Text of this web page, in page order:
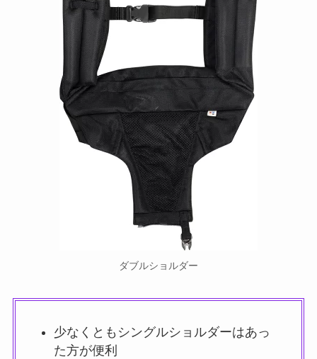
ダブルショルダー
少なくともシングルショルダーはあっ
た方が便利